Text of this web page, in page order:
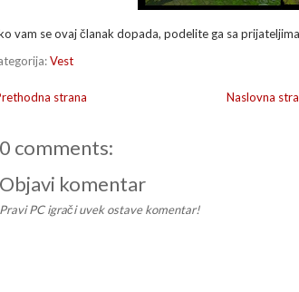
vam se ovaj članak dopada, podelite ga sa
Vest
strana Naslovna
0 comments:
Objavi komentar
Pravi PC igrači uvek ostave komentar!